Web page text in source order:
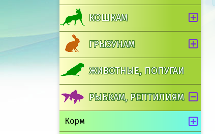
КОШКАМ
ГРЫЗУНАМ
ЖИВОТНЫЕ, ПОПУГАИ
РЫБКАМ, РЕПТИЛИЯМ
Корм